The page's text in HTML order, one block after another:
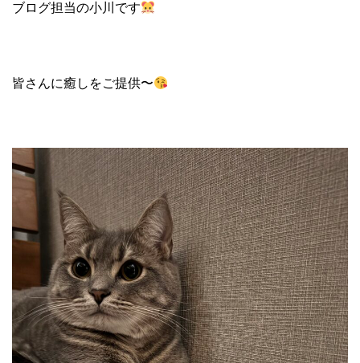
ブログ担当の小川です
皆さんに癒しをご提供〜